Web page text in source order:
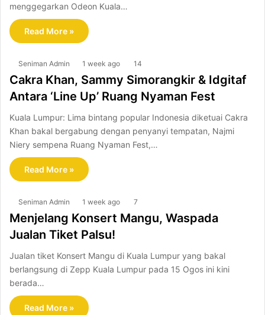
menggegarkan Odeon Kuala…
Read More »
Seniman Admin 1 week ago 14
Cakra Khan, Sammy Simorangkir & Idgitaf
Antara ‘Line Up’ Ruang Nyaman Fest
Kuala Lumpur: Lima bintang popular Indonesia diketuai Cakra
Khan bakal bergabung dengan penyanyi tempatan, Najmi
Niery sempena Ruang Nyaman Fest,…
Read More »
Seniman Admin 1 week ago 7
Menjelang Konsert Mangu, Waspada
Jualan Tiket Palsu!
Jualan tiket Konsert Mangu di Kuala Lumpur yang bakal
berlangsung di Zepp Kuala Lumpur pada 15 Ogos ini kini
berada…
Read More »